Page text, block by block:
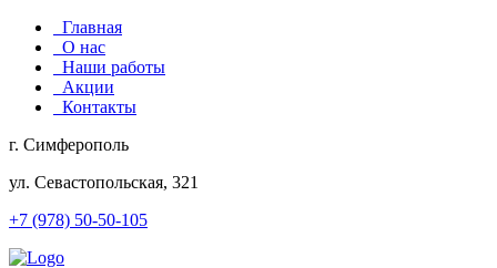
Главная
О нас
Наши работы
Акции
Контакты
г. Симферополь
ул. Севастопольская, 321
+7 (978) 50-50-105